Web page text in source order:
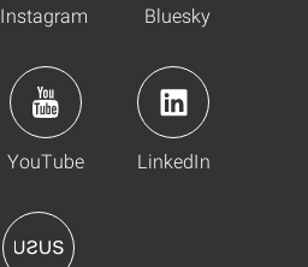
Instagram Bluesky
YouTube LinkedIn